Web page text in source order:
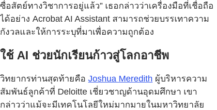
ซื่อสัตย์ทางวิชาการอยู่แล้ว” เธอกล่าวว่าเครื่องมือที่เชื่อถือ
ได้อย่าง Acrobat AI Assistant สามารถช่วยบรรเทาความ
กังวลและให้การระบุที่มาเพื่อความถูกต้อง
ใช้ AI ช่วยนักเรียนก้าวสู่โลกอาชีพ
วิทยากรท่านสุดท้ายคือ Joshua Meredith ผู้บริหารความ
สัมพันธ์ลูกค้าที่ Deloitte เชี่ยวชาญด้านอุดมศึกษา เขา
กล่าวว่าแม้จะมีเทคโนโลยีใหม่มากมายในมหาวิทยาลัย